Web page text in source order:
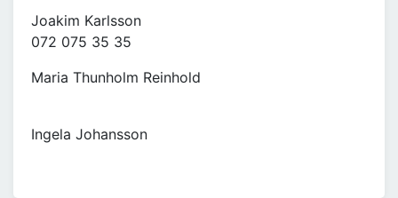
Joakim Karlsson
072 075 35 35
Maria Thunholm Reinhold
Ingela Johansson